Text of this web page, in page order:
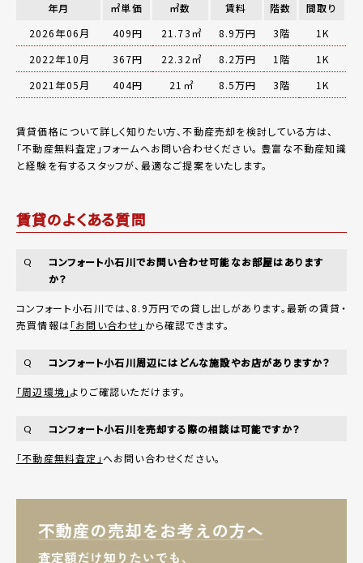
年月 ㎡単価 ㎡数 賃料 階数
間取り
2026年06月
409円 21.73㎡ 8.9万円 3階
1K
2022年10月
367円 22.32㎡ 8.2万円 1階
1K
2021年05月
404円 21㎡ 8.5万円 3階 1K
賃貸価格について詳しく知りたい方、不動産売却を検討している方は、
「不動産無料査定 」フォームへお問い合わせください。 豊富な不動産知識
と経験を有するスタッフが、最適なご提案をいたします。
賃貸のよくある質問
Q
コンフォート小石川でお問い合わせ可能なお部屋はあります
か？
コンフォート小石川では、8.9万円での貸し出しがあります。最新の賃貸・
売買情報は「お問い合わせ」 から確認できます。
Q コンフォート小石川周辺にはどんな施設やお店がありますか？
「周辺環境」よりご確認いただけます。
Q コンフォート小石川を売却する際の相談は可能ですか？
「不動産無料査定」へお問い合わせください。